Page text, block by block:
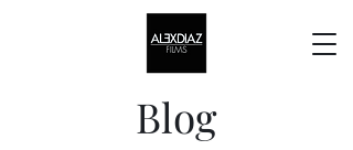
Blog